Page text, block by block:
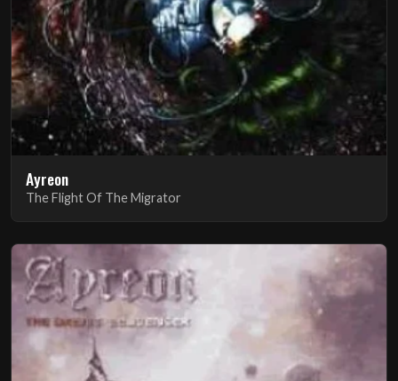
Ayreon
The Flight Of The Migrator